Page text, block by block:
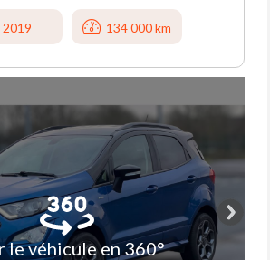
2019 134 000 km
le véhicule en 360°